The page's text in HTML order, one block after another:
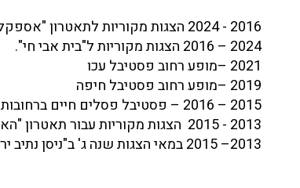
2016 - 2024 הצגות מקוריות לתאטרון "אספקלריה"
2024 – 2016 הצגות מקוריות ל"בית אבי חי".
2021 –מופע רחוב פסטיבל עכו
2019 –מופע רחוב פסטיבל חיפה
2015 – 2016 – פסטיבל פסלים חיים ברחובות (זוכה פרס חביב הקהל).
2013 - 2015 הצגות מקוריות עבור תאטרון "האינקובטור".
2013– 2015 במאי הצגות שנה ג' ב"ניסן נתיב ירושלים".